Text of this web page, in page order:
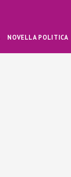
NOVELLA POLITICA